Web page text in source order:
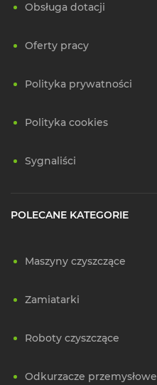
Obsługa dotacji
Oferty pracy
Polityka prywatności
Polityka cookies
Sygnaliści
POLECANE KATEGORIE
Maszyny czyszczące
Zamiatarki
Roboty czyszczące
Odkurzacze przemysłowe